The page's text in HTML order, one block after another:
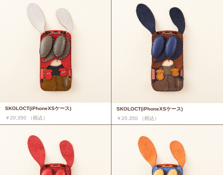
SKOLOCT(iPhoneXSケース)
￥20,350 （税込）
SKOLOCT(iPhoneXSケース)
￥20,350 （税込）